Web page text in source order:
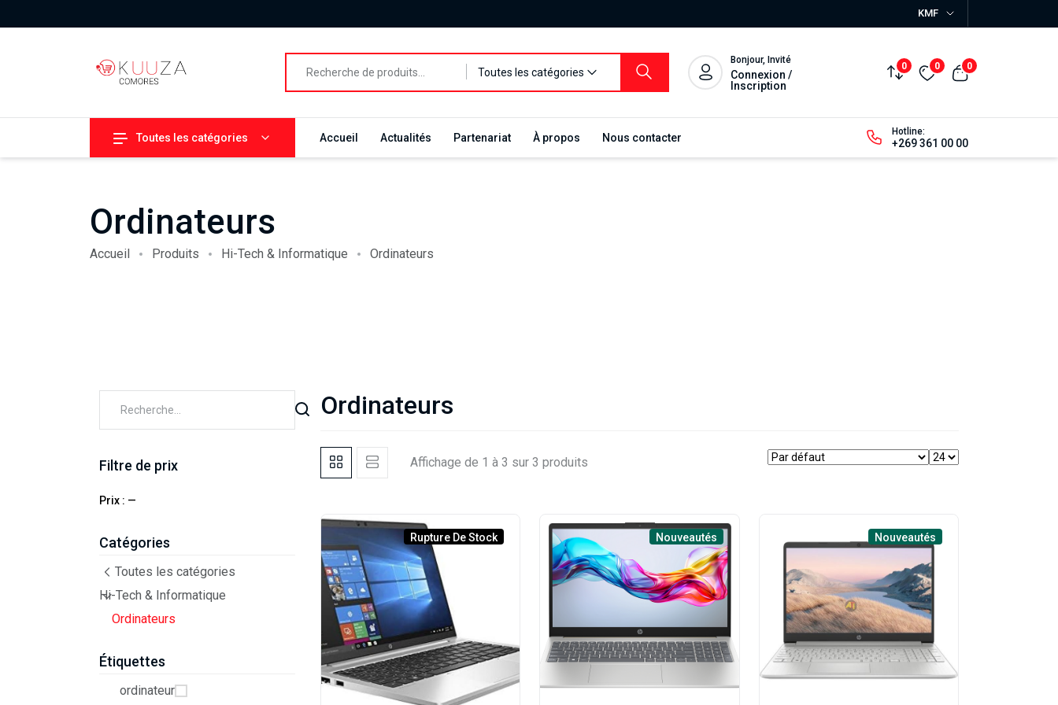
KMF
Toutes les catégories
Bonjour, Invité
Connexion /
Inscription
0 0 0
Toutes les catégories Accueil Actualités Partenariat À propos Nous contacter Hotline:
+269 361 00 00
Ordinateurs
Accueil Produits Hi-Tech & Informatique Ordinateurs
Filtre de prix
Prix : —
Catégories
Toutes les catégories
Hi-Tech & Informatique
Ordinateurs
Étiquettes
ordinateur
Ordinateurs
Affichage de 1 à 3 sur 3 produits
Rupture De Stock Nouveautés Nouveautés